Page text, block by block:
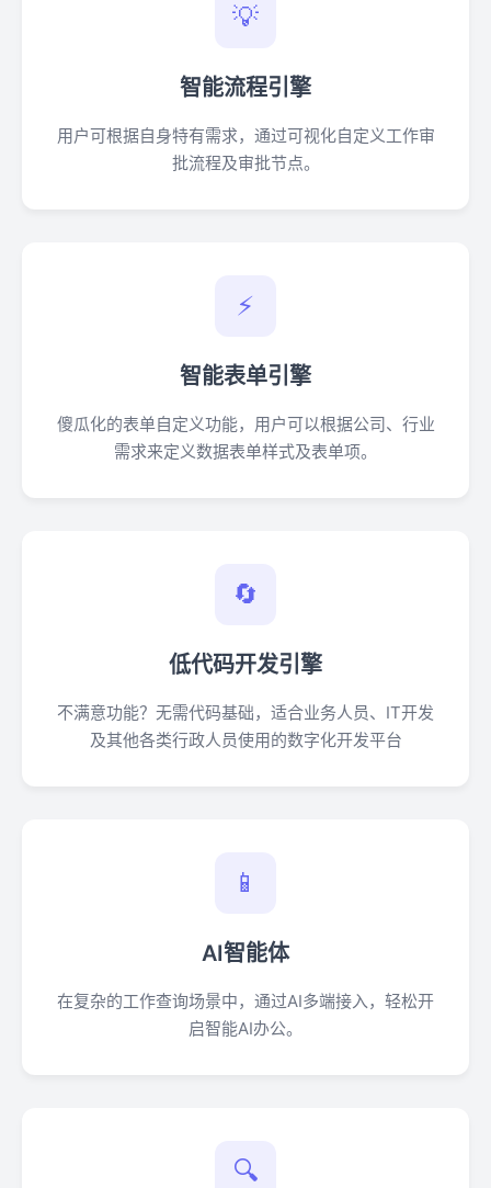
💡
智能流程引擎
用户可根据自身特有需求，通过可视化自定义工作审
批流程及审批节点。
⚡
智能表单引擎
傻瓜化的表单自定义功能，用户可以根据公司、行业
需求来定义数据表单样式及表单项。
🔄
低代码开发引擎
不满意功能？无需代码基础，适合业务人员、IT开发
及其他各类行政人员使用的数字化开发平台
📱
AI智能体
在复杂的工作查询场景中，通过AI多端接入，轻松开
启智能AI办公。
🔍